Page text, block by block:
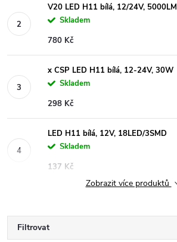
V20 LED H11 bílá, 12/24V, 5000LM
Skladem
780 Kč
x CSP LED H11 bílá, 12-24V, 30W
Skladem
298 Kč
LED H11 bílá, 12V, 18LED/3SMD
Skladem
137 Kč
Zobrazit více produktů
Filtrovat